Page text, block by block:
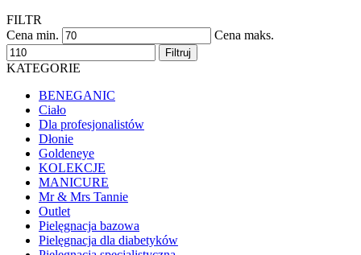
FILTR
Cena min.
Cena maks.
Filtruj
KATEGORIE
BENEGANIC
Ciało
Dla profesjonalistów
Dłonie
Goldeneye
KOLEKCJE
MANICURE
Mr & Mrs Tannie
Outlet
Pielęgnacja bazowa
Pielęgnacja dla diabetyków